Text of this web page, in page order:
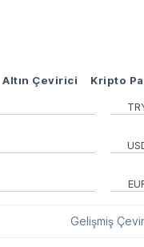
Altın Çevirici Kripto
Gelişmiş